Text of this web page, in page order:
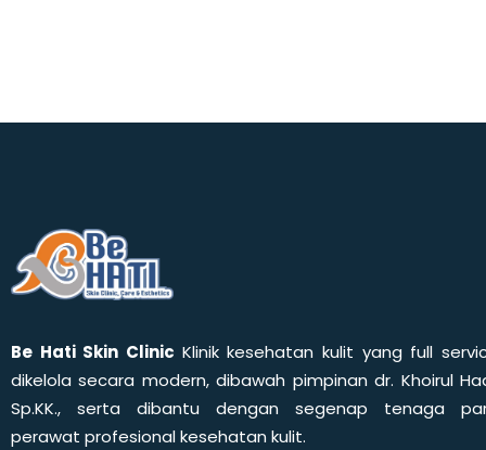
Be Hati Skin Clinic Klinik kesehatan kulit yang full
dikelola secara modern, dibawah pimpinan dr. Khoirul
Sp.KK., serta dibantu dengan segenap tenaga
perawat profesional kesehatan kulit.